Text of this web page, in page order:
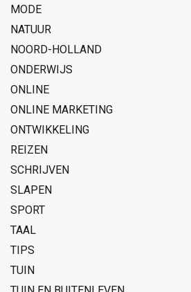
MODE
NATUUR
NOORD-HOLLAND
ONDERWIJS
ONLINE
ONLINE MARKETING
ONTWIKKELING
REIZEN
SCHRIJVEN
SLAPEN
SPORT
TAAL
TIPS
TUIN